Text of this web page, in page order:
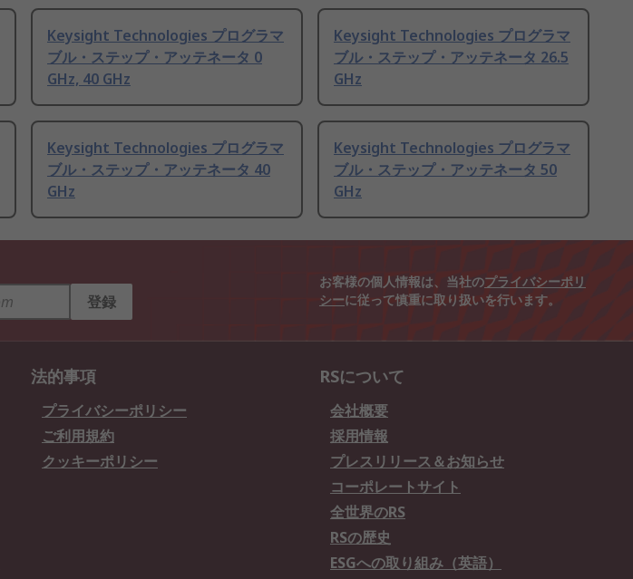
Keysight Technologies プログラマ
ブル・ステップ・アッテネータ 0
GHz, 40 GHz
Keysight Technologies プログラマ
ブル・ステップ・アッテネータ 26.5
GHz
Keysight Technologies プログラマ
ブル・ステップ・アッテネータ 40
GHz
Keysight Technologies プログラマ
ブル・ステップ・アッテネータ 50
GHz
登録
お客様の個人情報は、当社のプライバシーポリ
シーに従って慎重に取り扱いを行います。
法的事項
プライバシーポリシー
ご利用規約
クッキーポリシー
RSについて
会社概要
採用情報
プレスリリース＆お知らせ
コーポレートサイト
全世界のRS
RSの歴史
ESGへの取り組み（英語）